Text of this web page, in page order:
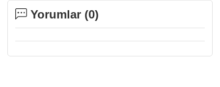
Yorumlar (0)